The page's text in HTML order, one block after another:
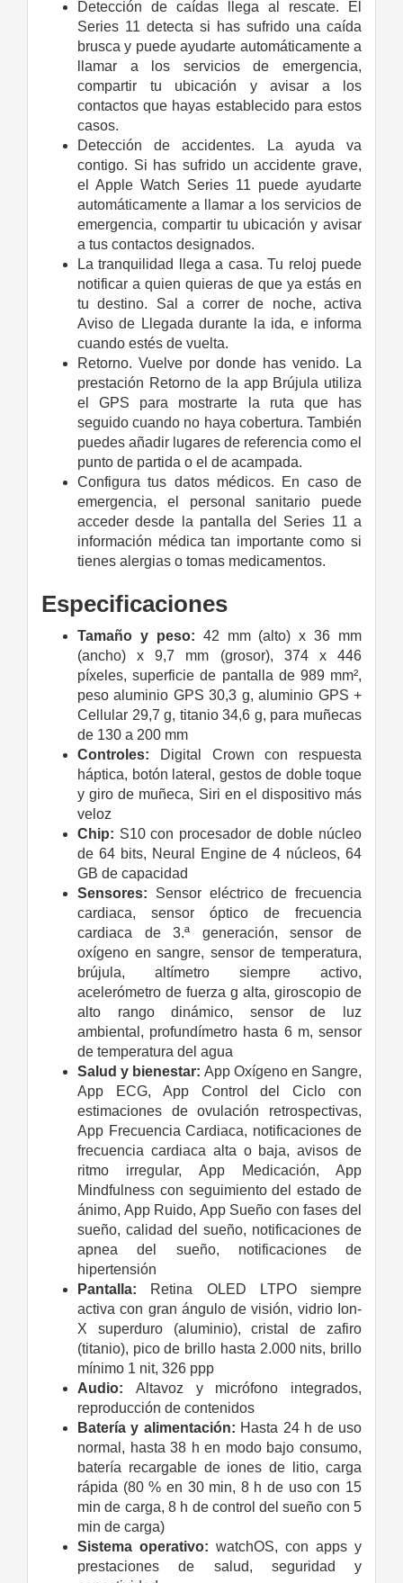
Detección de caídas llega al rescate. El
Series 11 detecta si has sufrido una caída
brusca y puede ayudarte automáticamente a
llamar a los servicios de emergencia,
compartir tu ubicación y avisar a los
contactos que hayas establecido para estos
casos.
Detección de accidentes. La ayuda va
contigo. Si has sufrido un accidente grave,
el Apple Watch Series 11 puede ayudarte
automáticamente a llamar a los servicios de
emergencia, compartir tu ubicación y avisar
a tus contactos designados.
La tranquilidad llega a casa. Tu reloj puede
notificar a quien quieras de que ya estás en
tu destino. Sal a correr de noche, activa
Aviso de Llegada durante la ida, e informa
cuando estés de vuelta.
Retorno. Vuelve por donde has venido. La
prestación Retorno de la app Brújula utiliza
el GPS para mostrarte la ruta que has
seguido cuando no haya cobertura. También
puedes añadir lugares de referencia como el
punto de partida o el de acampada.
Configura tus datos médicos. En caso de
emergencia, el personal sanitario puede
acceder desde la pantalla del Series 11 a
información médica tan importante como si
tienes alergias o tomas medicamentos.
Especificaciones
Tamaño y peso: 42 mm (alto) x 36 mm
(ancho) x 9,7 mm (grosor), 374 x 446
píxeles, superficie de pantalla de 989 mm²,
peso aluminio GPS 30,3 g, aluminio GPS +
Cellular 29,7 g, titanio 34,6 g, para muñecas
de 130 a 200 mm
Controles: Digital Crown con respuesta
háptica, botón lateral, gestos de doble toque
y giro de muñeca, Siri en el dispositivo más
veloz
Chip: S10 con procesador de doble núcleo
de 64 bits, Neural Engine de 4 núcleos, 64
GB de capacidad
Sensores: Sensor eléctrico de frecuencia
cardiaca, sensor óptico de frecuencia
cardiaca de 3.ª generación, sensor de
oxígeno en sangre, sensor de temperatura,
brújula, altímetro siempre activo,
acelerómetro de fuerza g alta, giroscopio de
alto rango dinámico, sensor de luz
ambiental, profundímetro hasta 6 m, sensor
de temperatura del agua
Salud y bienestar: App Oxígeno en Sangre,
App ECG, App Control del Ciclo con
estimaciones de ovulación retrospectivas,
App Frecuencia Cardiaca, notificaciones de
frecuencia cardiaca alta o baja, avisos de
ritmo irregular, App Medicación, App
Mindfulness con seguimiento del estado de
ánimo, App Ruido, App Sueño con fases del
sueño, calidad del sueño, notificaciones de
apnea del sueño, notificaciones de
hipertensión
Pantalla: Retina OLED LTPO siempre
activa con gran ángulo de visión, vidrio Ion-
X superduro (aluminio), cristal de zafiro
(titanio), pico de brillo hasta 2.000 nits, brillo
mínimo 1 nit, 326 ppp
Audio: Altavoz y micrófono integrados,
reproducción de contenidos
Batería y alimentación: Hasta 24 h de uso
normal, hasta 38 h en modo bajo consumo,
batería recargable de iones de litio, carga
rápida (80 % en 30 min, 8 h de uso con 15
min de carga, 8 h de control del sueño con 5
min de carga)
Sistema operativo: watchOS, con apps y
prestaciones de salud, seguridad y